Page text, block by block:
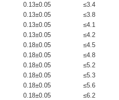
0.13±0.05 ≤3.4
0.13±0.05 ≤3.8
0.13±0.05 ≤4.1
0.13±0.05 ≤4.2
0.18±0.05 ≤4.5
0.18±0.05 ≤4.8
0.18±0.05 ≤5.2
0.18±0.05 ≤5.3
0.18±0.05 ≤5.6
0.18±0.05 ≤6.2